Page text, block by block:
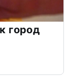
город